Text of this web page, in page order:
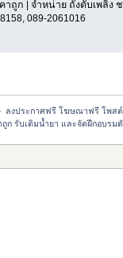
าถูก | จำหน่าย ถังดับเพลิง
089-2061016
ลงประกาศฟรี โฆษณาฟรี โพส
ก รับเติมน้ำยา และจัดฝึกอบรม